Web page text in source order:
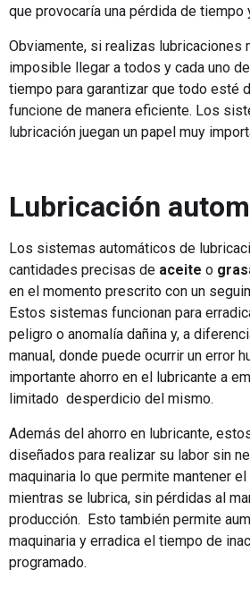
que provocaría una pérdida de tiempo
Obviamente, si realizas lubricaciones
imposible llegar a todos y cada uno
tiempo para garantizar que todo esté
funcione de manera eficiente. Los
lubricación juegan un papel muy
Lubricación
Los sistemas automáticos de
cantidades precisas de aceite o
en el momento prescrito con un
Estos sistemas funcionan para
peligro o anomalía dañina y, a
manual, donde puede ocurrir un error
importante ahorro en el lubricante a
limitado desperdicio del mismo.
Además del ahorro en lubricante,
diseñados para realizar su labor sin
maquinaria lo que permite mantener
mientras se lubrica, sin pérdidas al
producción. Esto también permite
maquinaria y erradica el tiempo de
programado.